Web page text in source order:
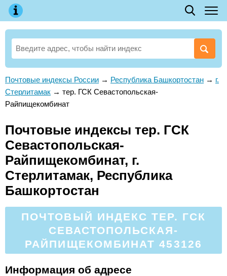
Почтовые индексы России → Республика Башкортостан → г.
Стерлитамак → тер. ГСК Севастопольская-
Райпищекомбинат
Почтовые индексы тер. ГСК
Севастопольская-
Райпищекомбинат, г.
Стерлитамак, Республика
Башкортостан
ПОЧТОВЫЙ ИНДЕКС ТЕР. ГСК
СЕВАСТОПОЛЬСКАЯ-
РАЙПИЩЕКОМБИНАТ 453126
Информация об адресе